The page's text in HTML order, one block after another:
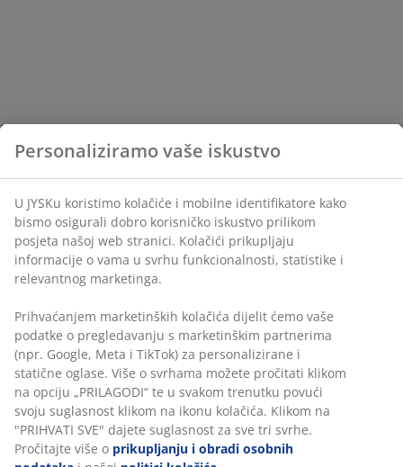
Personaliziramo vaše iskustvo
U JYSKu koristimo kolačiće i mobilne identifikatore kako
bismo osigurali dobro korisničko iskustvo prilikom
posjeta našoj web stranici. Kolačići prikupljaju
informacije o vama u svrhu funkcionalnosti, statistike i
relevantnog marketinga.
Prihvaćanjem marketinških kolačića dijelit ćemo vaše
podatke o pregledavanju s marketinškim partnerima
(npr. Google, Meta i TikTok) za personalizirane i
statične oglase. Više o svrhama možete pročitati klikom
na opciju „PRILAGODI“ te u svakom trenutku povući
svoju suglasnost klikom na ikonu kolačića. Klikom na
"PRIHVATI SVE" dajete suglasnost za sve tri svrhe.
Pročitajte više o prikupljanju i obradi osobnih